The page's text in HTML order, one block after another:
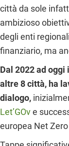
città da sole
ambizioso
degli enti
finanziario, ma
Dal 2022 ad
altre 8 città, ha
dialogo,
Let’GOve
europea Net